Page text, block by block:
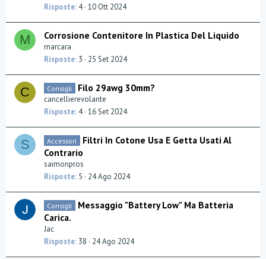
Risposte 4 10 Ott 2024
M Corrosione Contenitore In Plastica Del Liquido
marcara
Risposte 3 25 Set 2024
C Consigli Filo 29awg 30mm?
cancellierevolante
Risposte 4 16 Set 2024
S Accessori
Filtri In Cotone Usa E Getta Usati Al
Contrario
saimonpros
Risposte 5 24 Ago 2024
Consigli
Messaggio "Battery Low" Ma Batteria
Carica.
Jac
Risposte 38 24 Ago 2024